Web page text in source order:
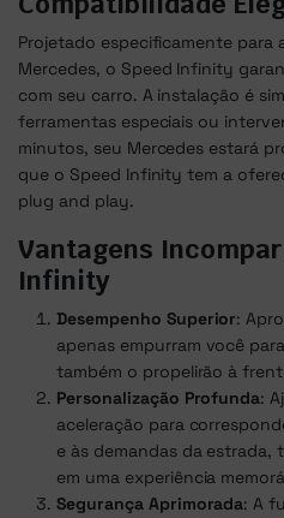
Projetado especificamente para
Mercedes, o Speed Infinity
com seu carro. A instalação é
ferramentas especiais ou
minutos, seu Mercedes estará
que o Speed Infinity tem a
plug and play.
Vantagens
Infinity
Desempenho Superior:
apenas empurram você
também o propelirão à
Personalização Profunda:
aceleração para
e às demandas da
em uma experiência
Segurança Aprimorada: A